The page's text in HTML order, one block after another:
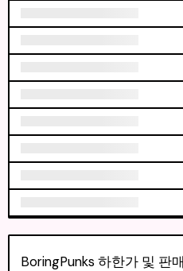
BoringPunks 하한가 및 판